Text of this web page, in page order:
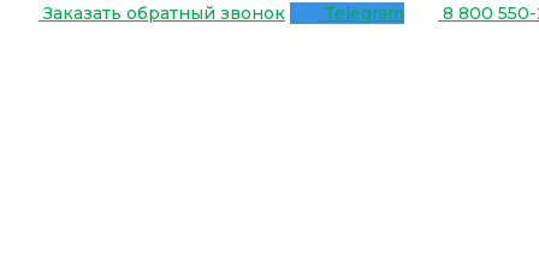
Заказать обратный звонок Telegram 8 800